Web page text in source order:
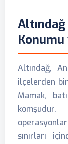
Altındağ,
ilçelerden
Mamak,
sınırları